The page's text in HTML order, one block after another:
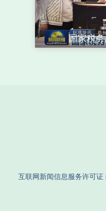
互联网新闻信息服务许可证